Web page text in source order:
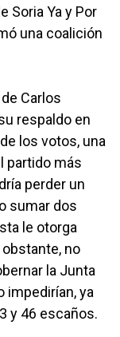
Soria Ya y Por
una coalición
Carlos
respaldo en
los votos, una
partido más
perder un
sumar dos
le otorga
no
la Junta
impedirían, ya
y 46 escaños.